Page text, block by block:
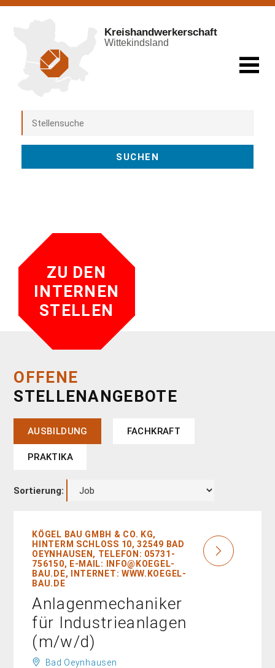
Kreishandwerkerschaft
Wittekindsland
ZU DEN
INTERNEN
STELLEN
OFFENE
STELLENANGEBOTE
AUSBILDUNG FACHKRAFT
PRAKTIKA
Sortierung:
KÖGEL BAU GMBH & CO. KG,
HINTERM SCHLOSS 10, 32549 BAD O
EYNHAUSEN, TELEFON: 05731-7
56150, E-MAIL: INFO@KOEGEL-B
AU.DE, INTERNET: WWW.KOEGEL-B
AU.DE
Anlagenmechaniker
für Industrieanlagen
(m/w/d)
Bad Oeynhausen